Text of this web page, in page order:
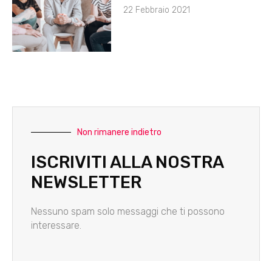
22 Febbraio 2021
Non rimanere indietro
ISCRIVITI ALLA NOSTRA
NEWSLETTER
Nessuno spam solo messaggi che ti possono
interessare.